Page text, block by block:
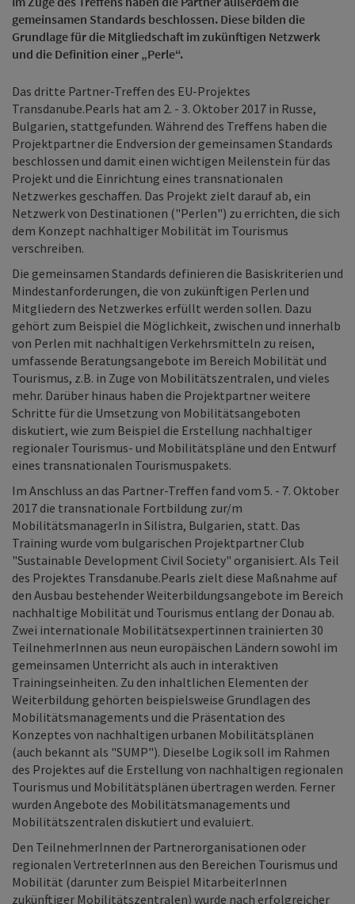
gemeinsamen Standards beschlossen. Diese bilden die
Grundlage für die Mitgliedschaft im zukünftigen Netzwerk
und die Definition einer „Perle“.
Das dritte Partner-Treffen des EU-Projektes
Transdanube.Pearls hat am 2. - 3. Oktober 2017 in Russe,
Bulgarien, stattgefunden. Während des Treffens haben die
Projektpartner die Endversion der gemeinsamen Standards
beschlossen und damit einen wichtigen Meilenstein für das
Projekt und die Einrichtung eines transnationalen
Netzwerkes geschaffen. Das Projekt zielt darauf ab, ein
Netzwerk von Destinationen ("Perlen") zu errichten, die sich
dem Konzept nachhaltiger Mobilität im Tourismus
verschreiben.
Die gemeinsamen Standards definieren die Basiskriterien und
Mindestanforderungen, die von zukünftigen Perlen und
Mitgliedern des Netzwerkes erfüllt werden sollen. Dazu
gehört zum Beispiel die Möglichkeit, zwischen und innerhalb
von Perlen mit nachhaltigen Verkehrsmitteln zu reisen,
umfassende Beratungsangebote im Bereich Mobilität und
Tourismus, z.B. in Zuge von Mobilitätszentralen, und vieles
mehr. Darüber hinaus haben die Projektpartner weitere
Schritte für die Umsetzung von Mobilitätsangeboten
diskutiert, wie zum Beispiel die Erstellung nachhaltiger
regionaler Tourismus- und Mobilitätspläne und den Entwurf
eines transnationalen Tourismuspakets.
Im Anschluss an das Partner-Treffen fand vom 5. - 7. Oktober
2017 die transnationale Fortbildung zur/m
MobilitätsmanagerIn in Silistra, Bulgarien, statt. Das
Training wurde vom bulgarischen Projektpartner Club
"Sustainable Development Civil Society" organisiert. Als Teil
des Projektes Transdanube.Pearls zielt diese Maßnahme auf
den Ausbau bestehender Weiterbildungsangebote im Bereich
nachhaltige Mobilität und Tourismus entlang der Donau ab.
Zwei internationale Mobilitätsexpertinnen trainierten 30
TeilnehmerInnen aus neun europäischen Ländern sowohl im
gemeinsamen Unterricht als auch in interaktiven
Trainingseinheiten. Zu den inhaltlichen Elementen der
Weiterbildung gehörten beispielsweise Grundlagen des
Mobilitätsmanagements und die Präsentation des
Konzeptes von nachhaltigen urbanen Mobilitätsplänen
(auch bekannt als "SUMP"). Dieselbe Logik soll im Rahmen
des Projektes auf die Erstellung von nachhaltigen regionalen
Tourismus und Mobilitätsplänen übertragen werden. Ferner
wurden Angebote des Mobilitätsmanagements und
Mobilitätszentralen diskutiert und evaluiert.
Den TeilnehmerInnen der Partnerorganisationen oder
regionalen VertreterInnen aus den Bereichen Tourismus und
Mobilität (darunter zum Beispiel MitarbeiterInnen
zukünftiger Mobilitätszentralen) wurde nach erfolgreicher